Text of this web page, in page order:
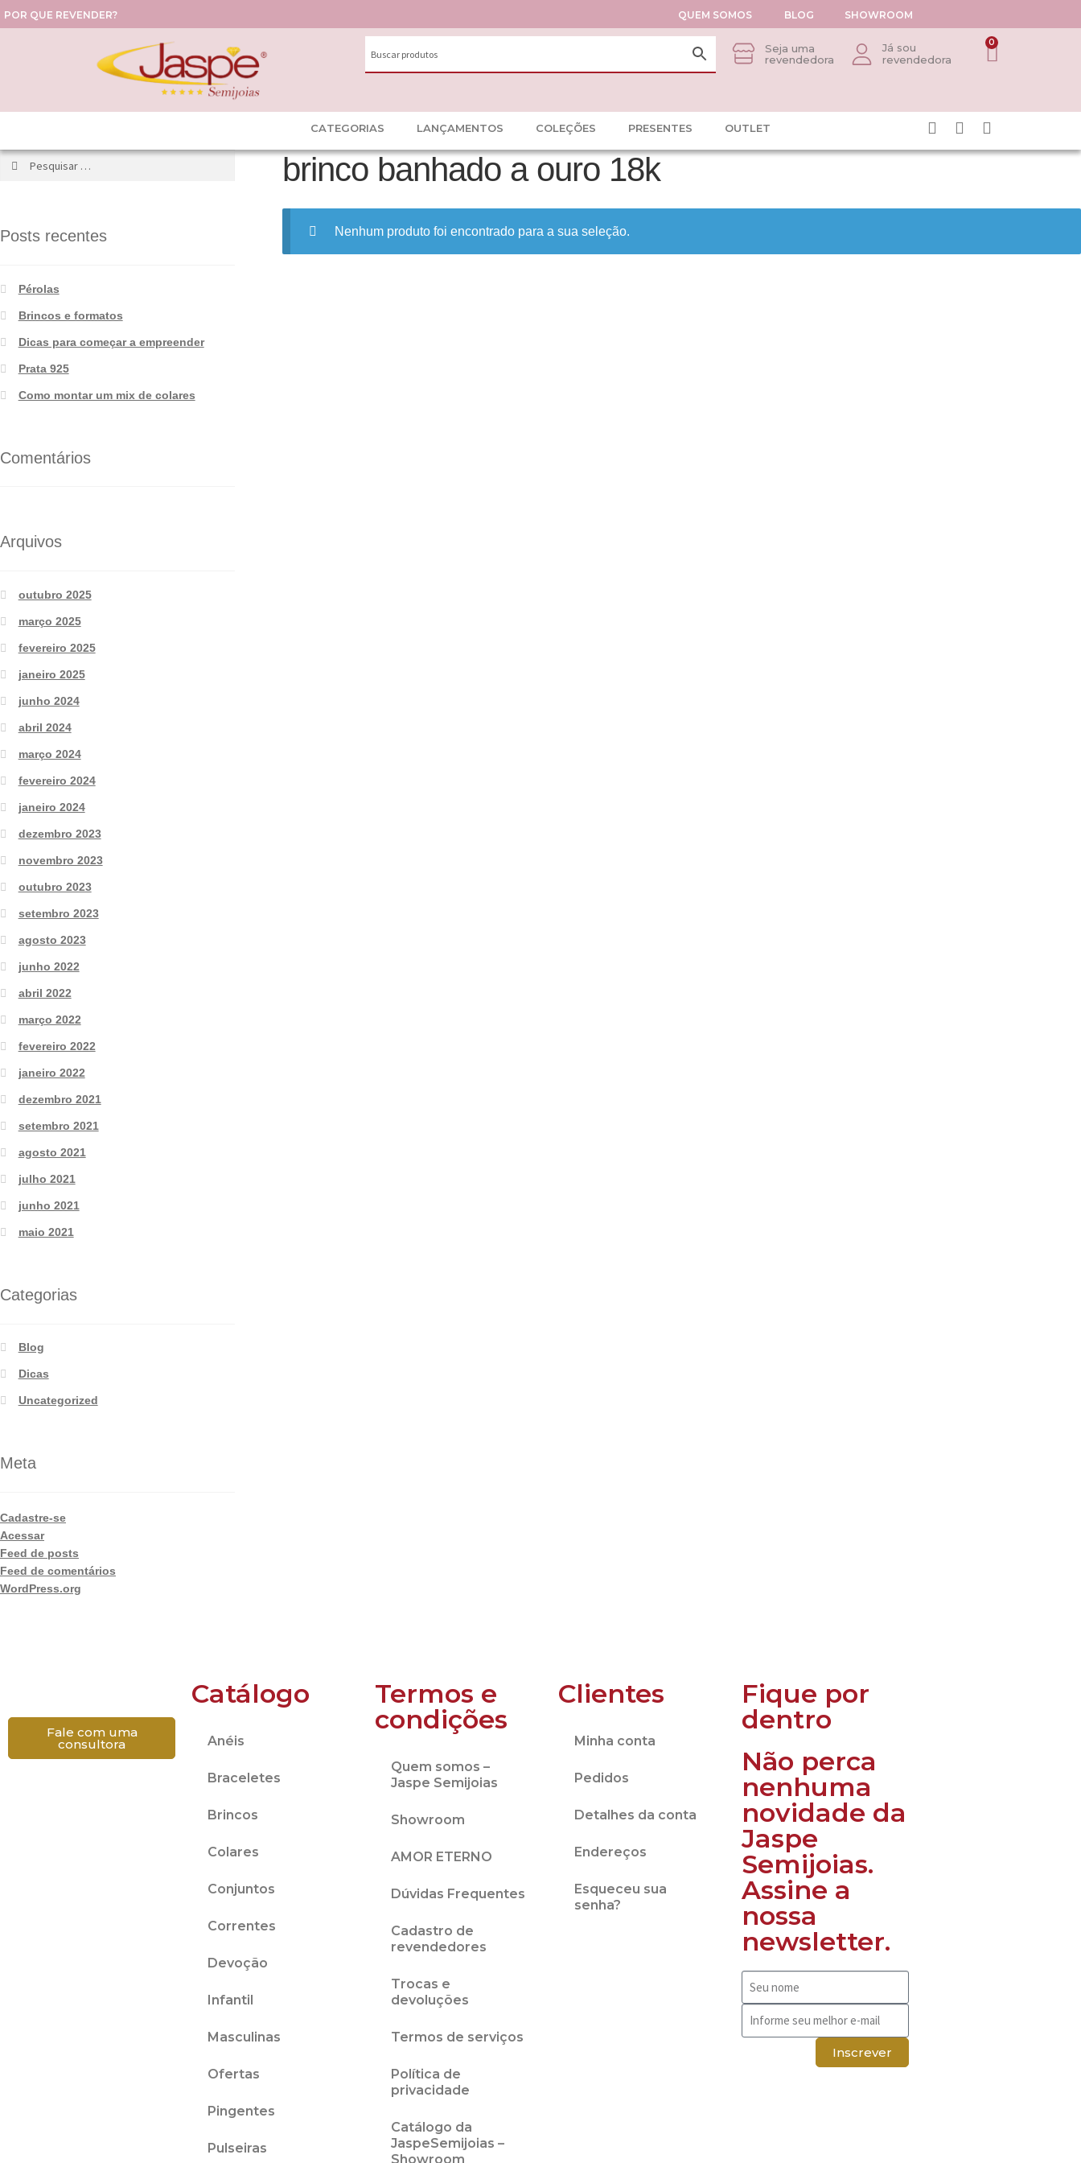
POR QUE REVENDER? QUEM SOMOS BLOG SHOWROOM
Seja uma
revendedora
Já sou
revendedora
0
CATEGORIAS LANÇAMENTOS COLEÇÕES PRESENTES OUTLET
brinco banhado a ouro 18k
Nenhum produto foi encontrado para a sua seleção.
Posts recentes
Pérolas
Brincos e formatos
Dicas para começar a empreender
Prata 925
Como montar um mix de colares
Comentários
Arquivos
outubro 2025
março 2025
fevereiro 2025
janeiro 2025
junho 2024
abril 2024
março 2024
fevereiro 2024
janeiro 2024
dezembro 2023
novembro 2023
outubro 2023
setembro 2023
agosto 2023
junho 2022
abril 2022
março 2022
fevereiro 2022
janeiro 2022
dezembro 2021
setembro 2021
agosto 2021
julho 2021
junho 2021
maio 2021
Categorias
Blog
Dicas
Uncategorized
Meta
Cadastre-se
Acessar
Feed de posts
Feed de comentários
WordPress.org
Fale com uma
consultora
Catálogo
Anéis
Braceletes
Brincos
Colares
Conjuntos
Correntes
Devoção
Infantil
Masculinas
Ofertas
Pingentes
Pulseiras
Termos e
condições
Quem somos –
Jaspe Semijoias
Showroom
AMOR ETERNO
Dúvidas Frequentes
Cadastro de
revendedores
Trocas e
devoluções
Termos de serviços
Política de
privacidade
Catálogo da
JaspeSemijoias –
Showroom
Clientes
Minha conta
Pedidos
Detalhes da conta
Endereços
Esqueceu sua
senha?
Fique por
dentro
Não perca
nenhuma
novidade da
Jaspe
Semijoias.
Assine a
nossa
newsletter.
Inscrever